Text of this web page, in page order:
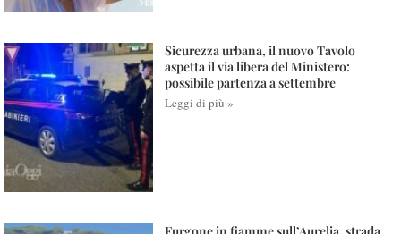
Sicurezza urbana, il nuovo Tavolo
aspetta il via libera del Ministero:
possibile partenza a settembre
Leggi di più »